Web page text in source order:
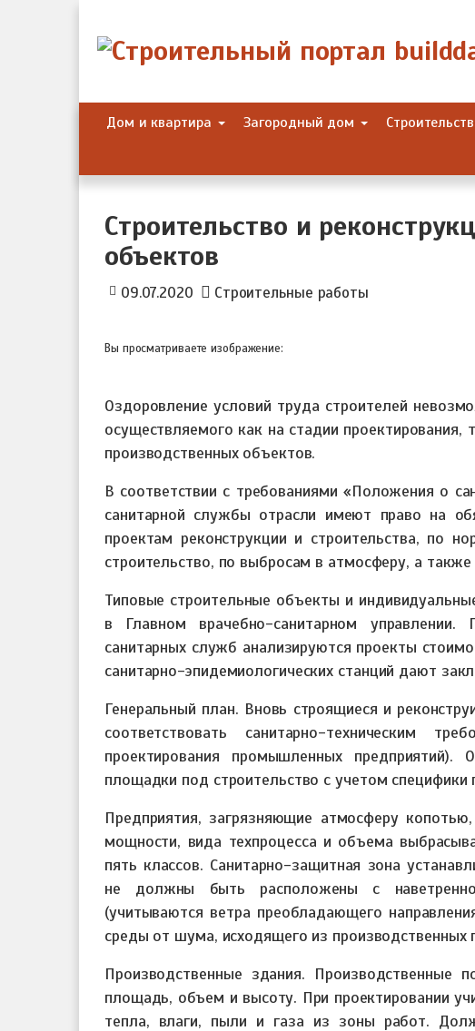
content
Дом и квартира Загородный дом
Строительство и
объектов
09.07.2020 Строительные работы
Вы просматриваете изображение:
Оздоровление условий труда строителей
осуществляемого как на стадии проектирования,
производственных объектов.
В соответствии с требованиями «Положения о
санитарной службы отрасли имеют право на
проектам реконструкции и строительства, по
строительство, по выбросам в атмосферу, а
Типовые строительные объекты и
в Главном врачебно-санитарном
санитарных служб анализируются проекты
санитарно-эпидемиологических станций дают
Генеральный план. Вновь строящиеся и
соответствовать санитарно-техническим
проектирования промышленных
площадки под строительство с учетом специфики
Предприятия, загрязняющие атмосферу
мощности, вида техпроцесса и объема
пять классов. Санитарно-защитная зона
не должны быть расположены с
(учитываются ветра преобладающего
среды от шума, исходящего из производственных
Производственные здания.
площадь, объем и высоту. При проектировании
тепла, влаги, пыли и газа из зоны работ.